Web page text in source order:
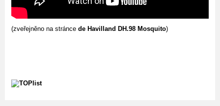
(zveřejněno na stránce de Havilland DH.98 Mosquito)